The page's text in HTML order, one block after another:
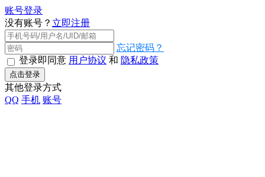
账号登录
没有账号？ 立即注册
忘记密码？
登录即同意 用户协议 和 隐私政策
点击登录
其他登录方式
QQ 手机 账号